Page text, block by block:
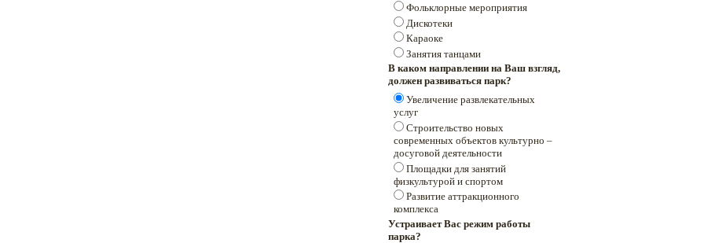
Фольклорные мероприятия
Дискотеки
Караоке
Занятия танцами
В каком направлении на Ваш взгляд,
должен развиваться парк?
Увеличение развлекательных
услуг
Строительство новых
современных объектов культурно –
досуговой деятельности
Площадки для занятий
физкультурой и спортом
Развитие аттракционного
комплекса
Устраивает Вас режим работы
парка?